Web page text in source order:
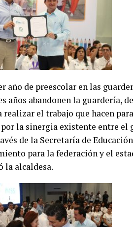
año de preescolar en las
años abandonen la guardería,
el trabajo que hacen
la sinergia existente entre el
de la Secretaría de
para la federación y el
la alcaldesa.